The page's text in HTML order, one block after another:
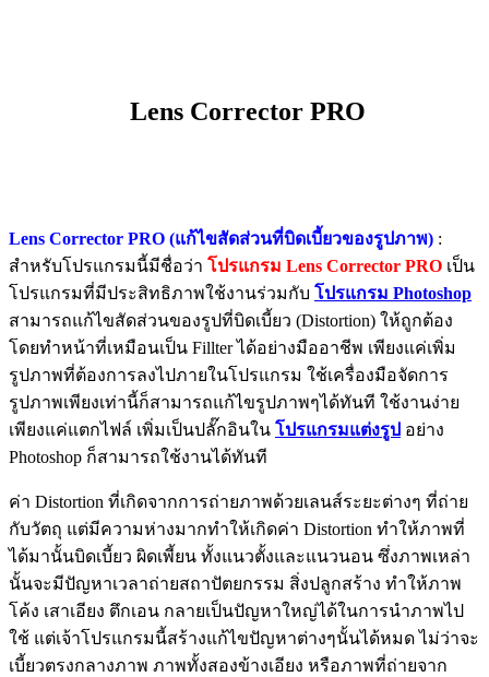
Lens Corrector PRO
Lens Corrector PRO (แก้ไขสัดส่วนที่บิดเบี้ยวของรูปภาพ) :
สำหรับโปรแกรมนี้มีชื่อว่า โปรแกรม Lens Corrector PRO เป็น
โปรแกรมที่มีประสิทธิภาพใช้งานร่วมกับ โปรแกรม Photoshop
สามารถแก้ไขสัดส่วนของรูปที่บิดเบี้ยว (Distortion) ให้ถูกต้อง
โดยทำหน้าที่เหมือนเป็น Fillter ได้อย่างมืออาชีพ เพียงแค่เพิ่ม
รูปภาพที่ต้องการลงไปภายในโปรแกรม ใช้เครื่องมือจัดการ
รูปภาพเพียงเท่านี้ก็สามารถแก้ไขรูปภาพๆได้ทันที ใช้งานง่าย
เพียงแค่แตกไฟล์ เพิ่มเป็นปลั๊กอินใน โปรแกรมแต่งรูป อย่าง
Photoshop ก็สามารถใช้งานได้ทันที
ค่า Distortion ที่เกิดจากการถ่ายภาพด้วยเลนส์ระยะต่างๆ ที่ถ่าย
กับวัตถุ แต่มีความห่างมากทำให้เกิดค่า Distortion ทำให้ภาพที่
ได้มานั้นบิดเบี้ยว ผิดเพี้ยน ทั้งแนวตั้งและแนวนอน ซึ่งภาพเหล่า
นั้นจะมีปัญหาเวลาถ่ายสถาปัตยกรรม สิ่งปลูกสร้าง ทำให้ภาพ
โค้ง เสาเอียง ตึกเอน กลายเป็นปัญหาใหญ่ได้ในการนำภาพไป
ใช้ แต่เจ้าโปรแกรมนี้สร้างแก้ไขปัญหาต่างๆนั้นได้หมด ไม่ว่าจะ
เบี้ยวตรงกลางภาพ ภาพทั้งสองข้างเอียง หรือภาพที่ถ่ายจาก